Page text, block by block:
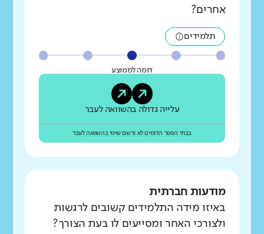
אחרים?
תלמידים
דומה לממוצע
עלייה גדולה בהשוואה לעבר
בבתי הספר הדומים לא נרשם שינוי בהשוואה לעבר
מודעות חברתית
באיזו מידה התלמידים קשובים לרגשות
ולצורכי האחר ומסייעים לו בעת הצורך?